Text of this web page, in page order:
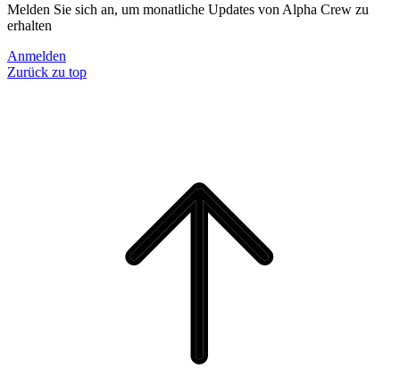
Melden Sie sich an, um monatliche Updates von Alpha Crew zu
erhalten
Anmelden
Zurück zu top